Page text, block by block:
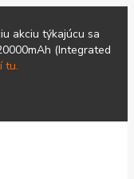
akciu týkajúcu sa
(Integrated
tu.